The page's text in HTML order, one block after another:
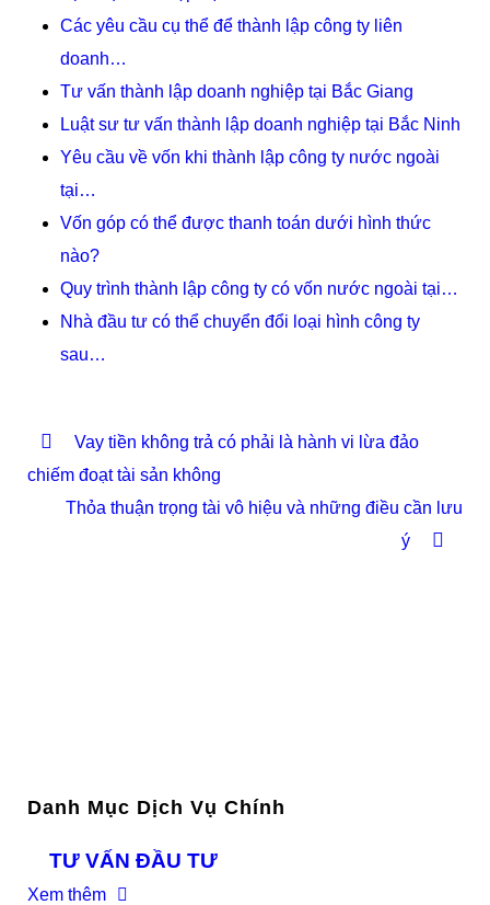
Các yêu cầu cụ thể để thành lập công ty liên
doanh…
Tư vấn thành lập doanh nghiệp tại Bắc Giang
Luật sư tư vấn thành lập doanh nghiệp tại Bắc Ninh
Yêu cầu về vốn khi thành lập công ty nước ngoài
tại…
Vốn góp có thể được thanh toán dưới hình thức
nào?
Quy trình thành lập công ty có vốn nước ngoài tại…
Nhà đầu tư có thể chuyển đổi loại hình công ty
sau…
Vay tiền không trả có phải là hành vi lừa đảo
chiếm đoạt tài sản không
Thỏa thuận trọng tài vô hiệu và những điều cần lưu
ý
Danh Mục Dịch Vụ Chính
TƯ VẤN ĐẦU TƯ
Xem thêm